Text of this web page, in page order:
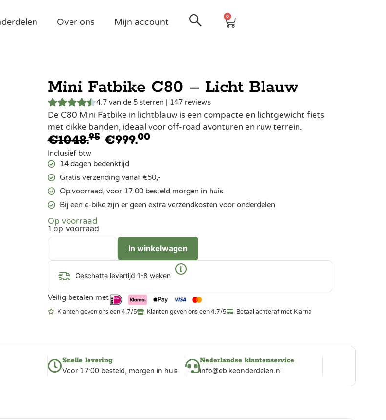
Over ons Mijn account
0
Mini Fatbike C80 – Licht Blauw
4.7 van de 5 sterren | 147 reviews
De C80 Mini Fatbike in lichtblauw is een compacte en lichtgewicht fiets
met dikke banden, ideaal voor off-road avonturen en ruw terrein.
€1048.95 €999.00
Inclusief btw
14 dagen bedenktijd
Gratis verzending vanaf €50,-
Op voorraad, voor 17:00 besteld morgen in huis
Bij een e-bike zijn er geen extra verzendkosten voor onderdelen
Op voorraad
1 op voorraad
In winkelwagen
Geschatte levertijd 1-8 weken
Veilig betalen met
Klanten geven ons een 4.7/5 Klanten geven ons een 4.7/5 Betaal achteraf met Klarna
Snelle levering
Voor 17:00 besteld, morgen in huis
Nederlandse klantenservice
info@ebikeonderdelen.nl